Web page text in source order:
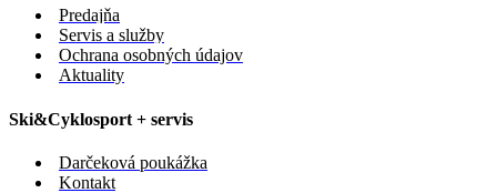
Predajňa
Servis a služby
Ochrana osobných údajov
Aktuality
Ski&Cyklosport + servis
Darčeková poukážka
Kontakt